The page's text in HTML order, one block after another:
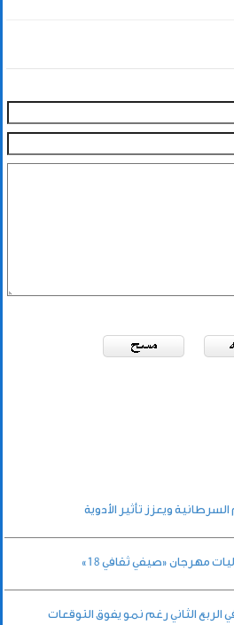
ويعزز تأثير الأدوية
مهرجان «صيفي ثقافي 18»
الربع الثاني رغم نمو يفوق التوقعات